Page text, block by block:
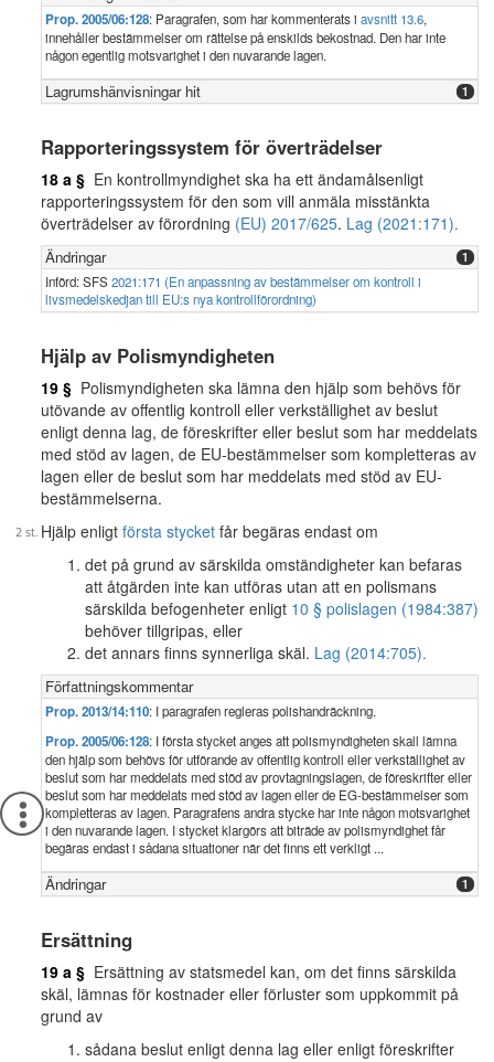
Prop. 2005/06:128: Paragrafen, som har kommenterats i avsnitt 13.6,
innehåller bestämmelser om rättelse på enskilds bekostnad. Den har inte
någon egentlig motsvarighet i den nuvarande lagen.
Lagrumshänvisningar hit 1
Rapporteringssystem för överträdelser
18 a § En kontrollmyndighet ska ha ett ändamålsenligt
rapporteringssystem för den som vill anmäla misstänkta
överträdelser av förordning (EU) 2017/625. Lag (2021:171).
Ändringar 1
Införd: SFS2021:171 (En anpassning av bestämmelser om kontroll i
livsmedelskedjan till EU:s nya kontrollförordning)
Hjälp av Polismyndigheten
19 § Polismyndigheten ska lämna den hjälp som behövs för
utövande av offentlig kontroll eller verkställighet av beslut
enligt denna lag, de föreskrifter eller beslut som har meddelats
med stöd av lagen, de EU-bestämmelser som kompletteras av
lagen eller de beslut som har meddelats med stöd av EU-
bestämmelserna.
Hjälp enligt första stycket får begäras endast om
det på grund av särskilda omständigheter kan befaras
att åtgärden inte kan utföras utan att en polismans
särskilda befogenheter enligt 10 § polislagen (1984:387)
behöver tillgripas, eller
det annars finns synnerliga skäl. Lag (2014:705).
Författningskommentar
Prop. 2013/14:110: I paragrafen regleras polishandräckning.
Prop. 2005/06:128: I första stycket anges att polismyndigheten skall lämna
den hjälp som behövs för utförande av offentlig kontroll eller verkställighet av
beslut som har meddelats med stöd av provtagningslagen, de föreskrifter eller
beslut som har meddelats med stöd av lagen eller de EG-bestämmelser som
kompletteras av lagen. Paragrafens andra stycke har inte någon motsvarighet
i den nuvarande lagen. I stycket klargörs att biträde av polismyndighet får
begäras endast i sådana situationer när det finns ett verkligt ...
Ändringar 1
Ersättning
19 a § Ersättning av statsmedel kan, om det finns särskilda
skäl, lämnas för kostnader eller förluster som uppkommit på
grund av
sådana beslut enligt denna lag eller enligt föreskrifter